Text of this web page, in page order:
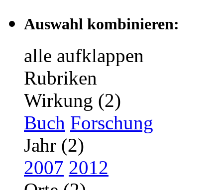
Auswahl kombinieren:
alle aufklappen
Rubriken
Wirkung (2)
Buch Forschung
Jahr (2)
2007 2012